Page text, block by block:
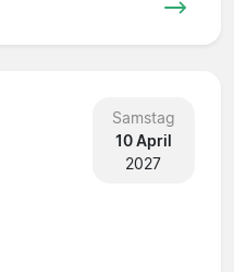
Samstag
10 April
2027